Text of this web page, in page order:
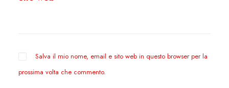
Salva il mio nome, email e sito web in questo browser per la
prossima volta che commento.